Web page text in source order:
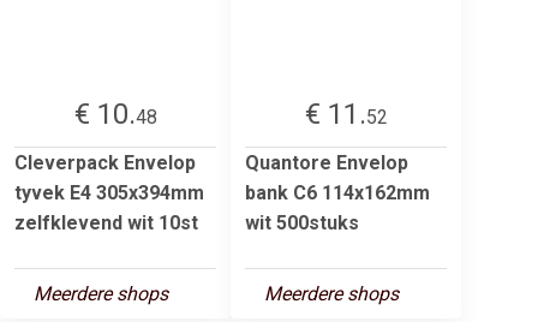
€ 10.48
Cleverpack Envelop
tyvek E4 305x394mm
zelfklevend wit 10st
Meerdere shops
€ 11.52
Quantore Envelop
bank C6 114x162mm
wit 500stuks
Meerdere shops